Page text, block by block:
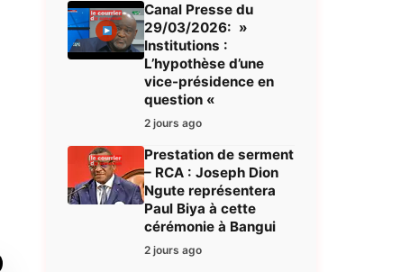
Canal Presse du
29/03/2026: »
Institutions :
L’hypothèse d’une
vice-présidence en
question «
2 jours ago
Prestation de serment
– RCA : Joseph Dion
Ngute représentera
Paul Biya à cette
cérémonie à Bangui
2 jours ago